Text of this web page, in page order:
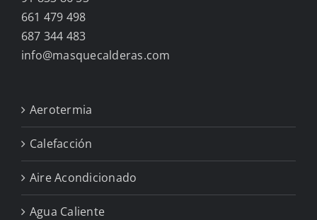
661 479 498
687 344 483
info@masquecalderas.com
Aerotermia
Calefacción
Aire Acondicionado
Agua Caliente